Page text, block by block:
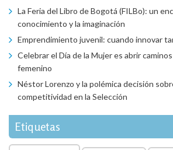
La Feria del Libro de Bogotá (FILBo): un
conocimiento y la imaginación
Emprendimiento juvenil: cuando innovar
Celebrar el Día de la Mujer es abrir
femenino
Néstor Lorenzo y la polémica decisión
competitividad en la Selección
Etiquetas